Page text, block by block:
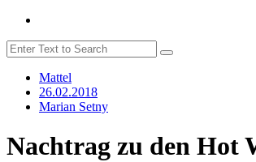
Mattel
26.02.2018
Marian Setny
Nachtrag zu den Hot